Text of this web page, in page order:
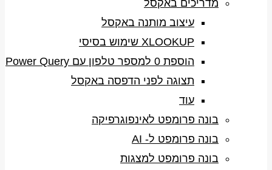
מדריכים באקסל
עיצוב מותנה באקסל
XLOOKUP שימוש בסיסי
הוספת 0 למספר טלפון עם Power Query
תצוגה לפני הדפסה באקסל
עוד
בונה פרומפט לאינפוגרפיקה
בונה פרומפט ל- AI
בונה פרומפט למצגות